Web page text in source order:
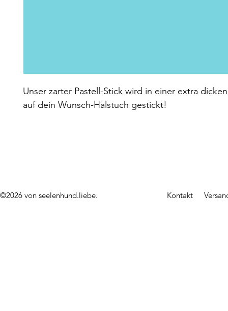
Unser zarter Pastell-Stick wird in einer extra
auf dein Wunsch-Halstuch gestickt!
©2026 von seelenhund.liebe. Kontakt